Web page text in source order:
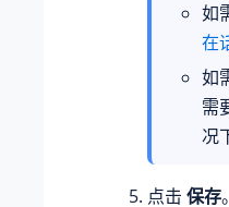
如
在
如
需
况
点击 保存。